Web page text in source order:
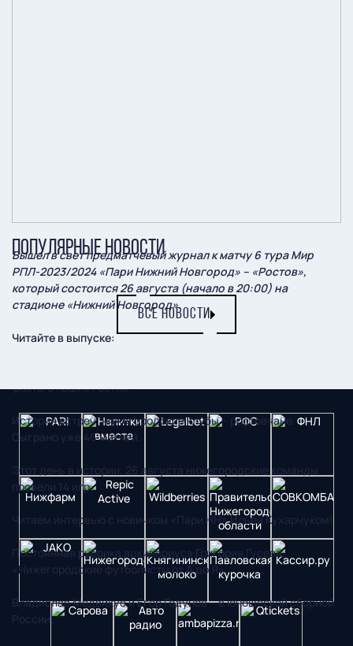
Вышел в свет предматчевый журнал к матчу 6 тура Мир
РПЛ-2023/2024 «Пари Нижний Новгород» – «Ростов»,
который состоится 26 августа (начало в 20:00) на
стадионе «Нижний Новгород».
Читайте в выпуске:
факты о наших гостях.
История встреч: нижегородские клубы – ростовчане.
Сыграно уже 46 матчей.
Этот день в истории. 26 августа нижегородские команды
провели 14 игр.
Читаем интервью с новичком «Пари НН» Ильей Кухарчуком!
Постоянная рубрика архивариуса Григория Гусева.
«Нижегородские футболисты от А до Я».
Владислав Медвикус и Егор Годунов – в юношеской сборной
России.
ПОПУЛЯРНЫЕ НОВОСТИ
ВСЕ НОВОСТИ